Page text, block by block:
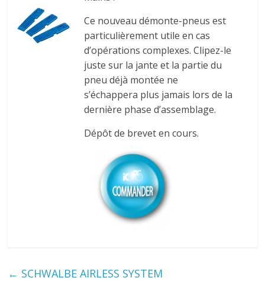
Ce nouveau démonte-pneus est
particulièrement utile en cas
d’opérations complexes. Clipez-le
juste sur la jante et la partie du
pneu déjà montée ne
s’échappera plus jamais lors de la
dernière phase d’assemblage.
Dépôt de brevet en cours.
← SCHWALBE AIRLESS SYSTEM